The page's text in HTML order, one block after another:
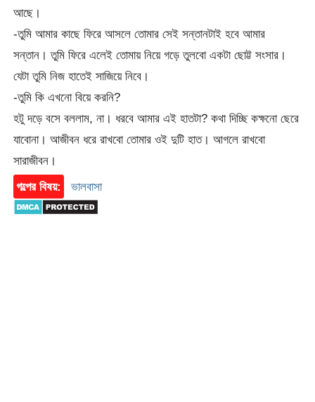
আছে।
-তুমি আমার কাছে ফিরে আসলে তোমার সেই সন্তানটাই হবে আমার
সন্তান। তুমি ফিরে এলেই তোমায় নিয়ে গড়ে তুলবো একটা ছোট্ট সংসার।
যেটা তুমি নিজ হাতেই সাজিয়ে নিবে।
-তুমি কি এখনো বিয়ে করনি?
হটু দড়ে বসে বললাম, না। ধরবে আমার এই হাতটা? কথা দিচ্ছি কক্ষনো ছেরে
যাবোনা। আজীবন ধরে রাখবো তোমার ওই দুটি হাত। আগলে রাখবো
সারাজীবন।
গল্পের বিষয়:
ভালবাসা